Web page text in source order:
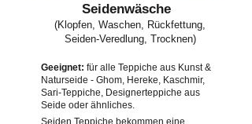
Seidenwäsche
(Klopfen, Waschen, Rückfettung,
Seiden-Veredlung, Trocknen)
Geeignet: für alle Teppiche aus Kunst &
Naturseide - Ghom, Hereke, Kaschmir,
Sari-Teppiche, Designerteppiche aus
Seide oder ähnliches.
Seiden Teppiche bekommen eine